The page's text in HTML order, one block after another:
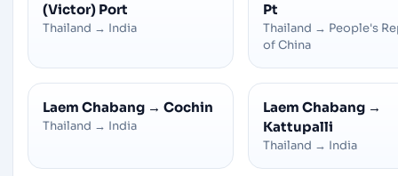
(Victor) Port
Thailand → India
Pt
Thailand → People's
of China
Laem Chabang → Cochin
Thailand → India
Laem Chabang →
Kattupalli
Thailand → India